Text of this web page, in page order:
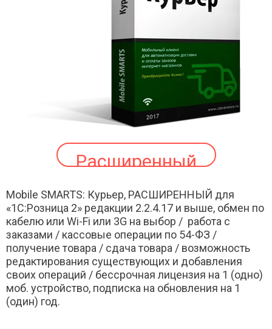
Расширенный
Mobile SMARTS: Курьер, РАСШИРЕННЫЙ для
«1С:Розница 2» редакции 2.2.4.17 и выше, обмен по
кабелю или Wi-Fi или 3G на выбор / работа с
заказами / кассовые операции по 54-ФЗ /
получение товара / сдача товара / возможность
редактирования существующих и добавления
своих операций / бессрочная лицензия на 1 (одно)
моб. устройство, подписка на обновления на 1
(один) год.